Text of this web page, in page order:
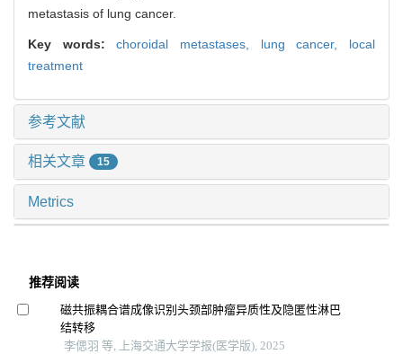
metastasis of lung cancer.
Key words:choroidal metastases, lung cancer, local
treatment
参考文献
相关文章 15
Metrics
推荐阅读
磁共振耦合谱成像识别头颈部肿瘤异质性及隐匿性淋巴
结转移
李偲羽 等, 上海交通大学学报(医学版), 2025